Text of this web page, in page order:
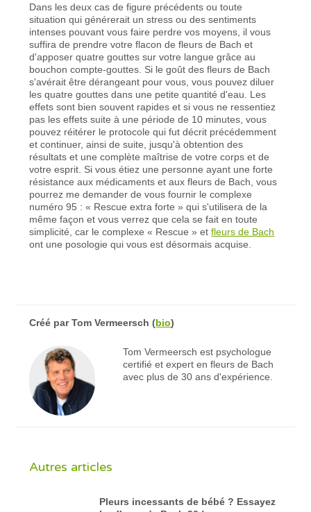
Dans les deux cas de figure précédents ou toute
situation qui générerait un stress ou des sentiments
intenses pouvant vous faire perdre vos moyens, il vous
suffira de prendre votre flacon de fleurs de Bach et
d'apposer quatre gouttes sur votre langue grâce au
bouchon compte-gouttes. Si le goût des fleurs de Bach
s'avérait être dérangeant pour vous, vous pouvez diluer
les quatre gouttes dans une petite quantité d'eau. Les
effets sont bien souvent rapides et si vous ne ressentiez
pas les effets suite à une période de 10 minutes, vous
pouvez réitérer le protocole qui fut décrit précédemment
et continuer, ainsi de suite, jusqu'à obtention des
résultats et une complète maîtrise de votre corps et de
votre esprit. Si vous étiez une personne ayant une forte
résistance aux médicaments et aux fleurs de Bach, vous
pourrez me demander de vous fournir le complexe
numéro 95 : « Rescue extra forte » qui s'utilisera de la
même façon et vous verrez que cela se fait en toute
simplicité, car le complexe « Rescue » etfleurs de Bach
ont une posologie qui vous est désormais acquise.
Créé parTom Vermeersch (bio)
Tom Vermeersch est psychologue
certifié et expert en fleurs de Bach
avec plus de 30 ans d'expérience.
Autres articles
Pleurs incessants de bébé ? Essayez